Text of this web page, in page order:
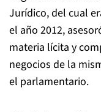
Jurídico, del cual
el año 2012,
materia lícita y
negocios de la
el parlamentario.